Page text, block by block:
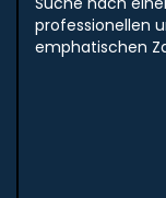
professionellen
emphatischen